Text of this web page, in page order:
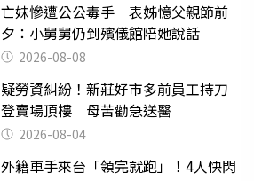
亡妹慘遭公公毒手 表姊憶父親節前
夕：小舅舅仍到殯儀館陪她說話
2026-08-08
疑勞資糾紛！新莊好市多前員工持刀
登賣場頂樓 母苦勸急送醫
2026-08-04
外籍車手來台「領完就跑」！4人快閃